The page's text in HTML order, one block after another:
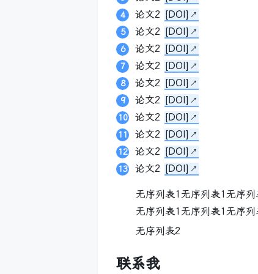
论文2 [DOI]
论文2 [DOI]
论文2 [DOI]
论文2 [DOI]
论文2 [DOI]
论文2 [DOI]
论文2 [DOI]
论文2 [DOI]
论文2 [DOI]
论文2 [DOI]
无序列表1无序列表1无序
无序列表1无序列表1无序
无序列表2
联系我